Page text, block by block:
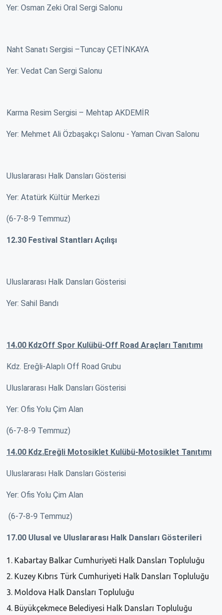
Yer: Osman Zeki Oral Sergi Salonu
Naht Sanatı Sergisi –Tuncay ÇETİNKAYA
Yer: Vedat Can Sergi Salonu
Karma Resim Sergisi – Mehtap AKDEMİR
Yer: Mehmet Ali Özbaşakçı Salonu - Yaman Civan Salonu
Uluslararası Halk Dansları Gösterisi
Yer: Atatürk Kültür Merkezi
(6-7-8-9 Temmuz)
12.30 Festival Stantları Açılışı
Uluslararası Halk Dansları Gösterisi
Yer: Sahil Bandı
14.00 KdzOff Spor Kulübü-Off Road Araçları Tanıtımı
Kdz. Ereğli-Alaplı Off Road Grubu
Uluslararası Halk Dansları Gösterisi
Yer: Ofis Yolu Çim Alan
(6-7-8-9 Temmuz)
14.00 Kdz.Ereğli Motosiklet Kulübü-Motosiklet Tanıtımı
Uluslararası Halk Dansları Gösterisi
Yer: Ofis Yolu Çim Alan
(6-7-8-9 Temmuz)
17.00 Ulusal ve Uluslararası Halk Dansları Gösterileri
Kabartay Balkar Cumhuriyeti Halk Dansları Topluluğu
Kuzey Kıbrıs Türk Cumhuriyeti Halk Dansları Topluluğu
Moldova Halk Dansları Topluluğu
Büyükçekmece Belediyesi Halk Dansları Topluluğu